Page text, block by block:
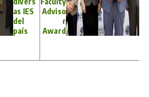
as IES
del
país
Adviso
r
Award